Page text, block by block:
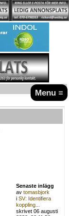
Menu ≡
Senaste inlägg
avtomasbjork
iSV: Identifiera
koppling...
skrivet 06 augusti